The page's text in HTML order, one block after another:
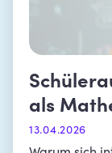
als
13.04.2026